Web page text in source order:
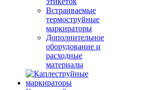
Встраиваемые
термоструйные
маркираторы
Дополнительное
оборудование и
расходные
материалы